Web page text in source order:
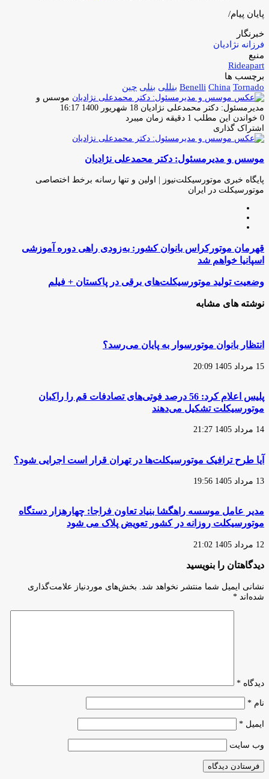
پایان پیام/
خبرنگار
فرزانه نژادیان
منبع
Rideapart
برچسب ها
Benelli China Tornado بنللی بنلی چین
موسس و
مدیرمسئول: دکتر محمدعلی نژادیان ارسال
ایمیل
18 شهریور 1400 16:17
0 خواندن این مطلب 1 دقیقه زمان میبرد
اشتراک گذاری
فیس
توئیتر
لینکدین
واتس
تلگرام
اشتراک
از
ایمیل
چاپ
موسس و مدیرمسئول: دکتر محمدعلی نژادیان
پایگاه خبری موتورسیکلت‌نیوز | اولین و تنها رسانه برخط اختصاصی
موتورسیکلت در ایران
قهرمان
موتورکراس
بانوان
به‌زودی
دوره
خواهم
شد
قهرمان موتورکراس بانوان کشور: به‌زودی راهی دوره آموزشی
اسپانیا خواهم شد
وضعیت
موتورسیکلت‌های
برقی
+
فیلم
وضعیت تولید موتورسیکلت‌های برقی در پاکستان + فیلم
نوشته های مشابه
انتظار بانوان موتورسوار به پایان می‌رسد؟
15 مرداد 1405 20:09
پلیس اعلام کرد: 56 درصد فوتی‌های تصادفات قم را راکبان
موتورسیکلت تشکیل می‌دهند
14 مرداد 1405 21:27
آیا طرح ترافیک موتورسیکلت‌ها در تهران قرار است اجرایی شود؟
13 مرداد 1405 19:56
مدیر عامل موسسه راهگشا بنیاد تعاون فراجا: چهارهزار دستگاه
موتورسیکلت روزانه در کشور تعویض پلاک می شود
12 مرداد 1405 21:02
دیدگاهتان را بنویسید
نشانی ایمیل شما منتشر نخواهد شد.
بخش‌های موردنیاز علامت‌گذاری
شده‌اند *
دیدگاه *
نام *
ایمیل *
وب‌ سایت